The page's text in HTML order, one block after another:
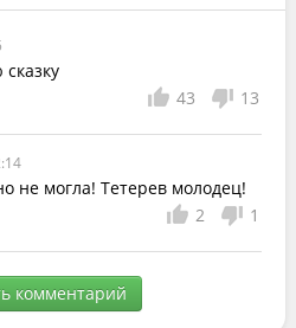
43
13
не могла! Тетерев молодец!
2
1
комментарий